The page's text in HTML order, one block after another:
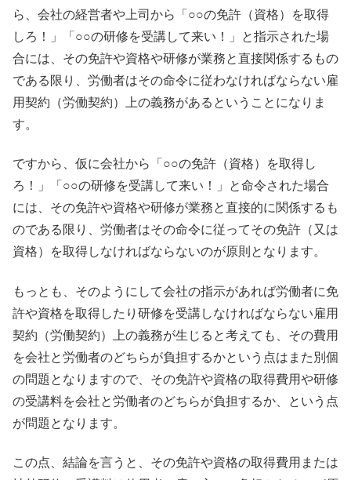
ら、会社の経営者や上司から「○○の免許（資格）を取得
しろ！」「○○の研修を受講して来い！」と指示された場
合には、その免許や資格や研修が業務と直接関係するもの
である限り、労働者はその命令に従わなければならない雇
用契約（労働契約）上の義務があるということになりま
す。
ですから、仮に会社から「○○の免許（資格）を取得し
ろ！」「○○の研修を受講して来い！」と命令された場合
には、その免許や資格や研修が業務と直接的に関係するも
のである限り、労働者はその命令に従ってその免許（又は
資格）を取得しなければならないのが原則となります。
もっとも、そのようにして会社の指示があれば労働者に免
許や資格を取得したり研修を受講しなければならない雇用
契約（労働契約）上の義務が生じると考えても、その費用
を会社と労働者のどちらが負担するかという点はまた別個
の問題となりますので、その免許や資格の取得費用や研修
の受講料を会社と労働者のどちらが負担するか、という点
が問題となります。
この点、結論を言うと、その免許や資格の取得費用または